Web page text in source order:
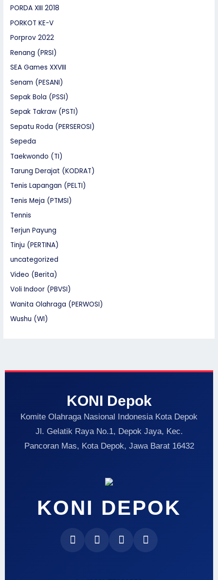
PORDA XIII 2018
PORKOT KE-V
Porprov 2022
Renang (PRSI)
SEA Games XXVIII
Senam (PESANI)
Sepak Bola (PSSI)
Sepak Takraw (PSTI)
Sepatu Roda (PERSEROSI)
Sepeda
Taekwondo (TI)
Tarung Derajat (KODRAT)
Tenis Lapangan (PELTI)
Tenis Meja (PTMSI)
Tennis
Terjun Payung
Tinju (PERTINA)
uncategorized
Video (Berita)
Voli Indoor (PBVSI)
Wanita Olahraga (PERWOSI)
Wushu (WI)
KONI Depok
Komite Olahraga Nasional Indonesia Kota Depok
Jl. Gelatik Raya No.1, Depok Jaya, Kec.
Pancoran Mas, Kota Depok, Jawa Barat 16432
KONI DEPOK